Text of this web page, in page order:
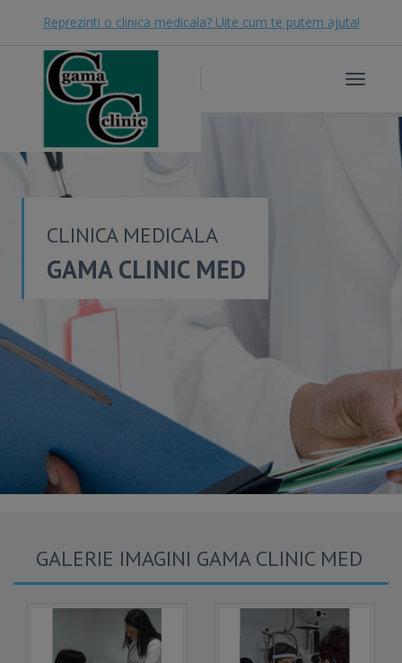
Reprezinti o clinica medicala? Uite cum te putem ajuta!
Toggle
CLINICA MEDICALA
GAMA CLINIC MED
GALERIE IMAGINI GAMA CLINIC MED